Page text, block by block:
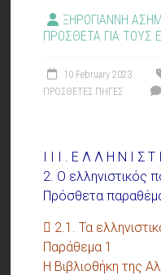
ΞΗΡΟΓΙΑΝΝΗ
ΠΡΟΣΘΕΤΑ ΓΙΑ ΤΟΥΣ
10 February 2023
ΠΡΟΣΘΕΤΕΣ ΠΗΓΕΣ
I I I . Ε Λ Λ Η Ν Ι Σ Τ
2. Ο ελληνιστικός
Πρόσθετα
 2.1. Τα
Παράθεμα 1
Η Βιβλιοθήκη της